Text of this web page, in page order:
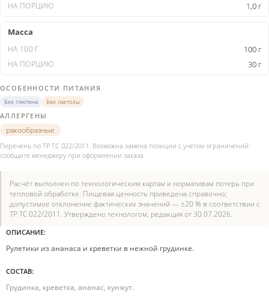
1,0 г
Масса
100 г
30 г
ОСОБЕННОСТИ ПИТАНИЯ
Без глютена Без лактозы
АЛЛЕРГЕНЫ
ракообразные
Перечень по ТР ТС 022/2011. Возможна замена позиции с учётом ограничений:
сообщите менеджеру при оформлении заказа.
Расчёт выполнен по технологическим картам и нормативам потерь при
тепловой обработке. Пищевая ценность приведена справочно;
допустимое отклонение фактических значений — ±20 % в соответствии с
ТР ТС 022/2011. Утверждено технологом, редакция от 30.07.2026.
ОПИСАНИЕ:
Рулетики из ананаса и креветки в нежной грудинке.
СОСТАВ:
Грудинка, креветка, ананас, кунжут.